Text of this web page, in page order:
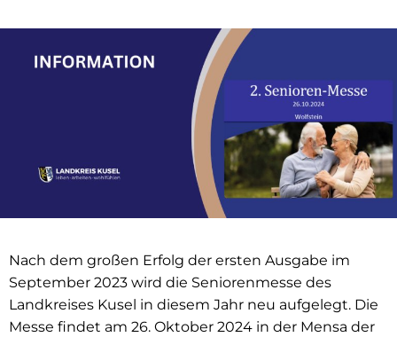
Nach dem großen Erfolg der ersten Ausgabe im
September 2023 wird die Seniorenmesse des
Landkreises Kusel in diesem Jahr neu aufgelegt. Die
Messe findet am 26. Oktober 2024 in der Mensa der